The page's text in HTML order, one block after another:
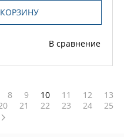
В сравнение
8 9 10 11 12
13
21 22 23 24
25